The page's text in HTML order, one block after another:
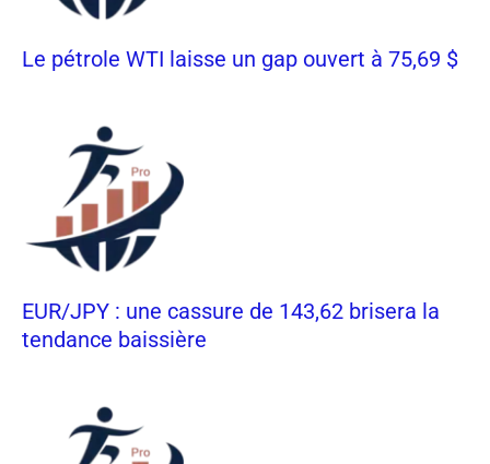
Le pétrole WTI laisse un gap ouvert à 75,69 $
EUR/JPY : une cassure de 143,62 brisera la
tendance baissière